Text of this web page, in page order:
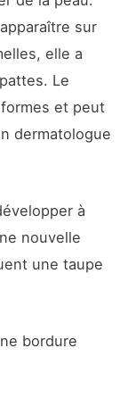
sur
elle a
Le
et peut
dermatologue
à
nouvelle
une taupe
bordure